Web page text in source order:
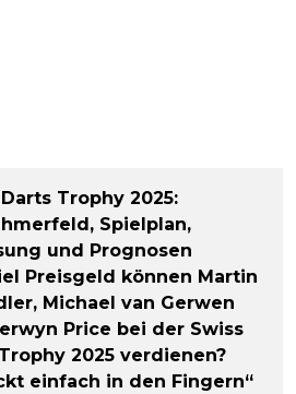
Trophy 2025:
Spielplan,
und Prognosen
Preisgeld können Martin
Michael van Gerwen
Price bei der Swiss
2025 verdienen?
einfach in den Fingern“